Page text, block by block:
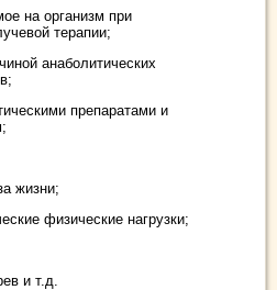
на организм при
терапии;
анаболитических
препаратами и
жизни;
физические нагрузки;
и т.д.